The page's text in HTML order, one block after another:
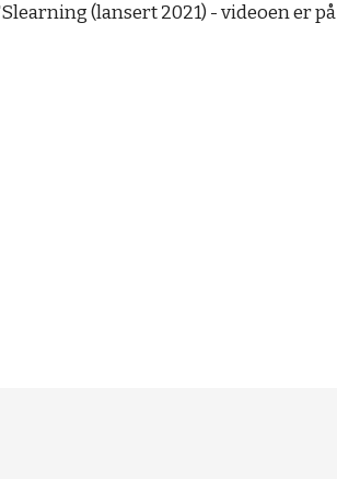
(lansert 2021) - videoen er på